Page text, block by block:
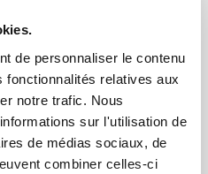
de personnaliser le contenu
relatives aux
notre trafic. Nous
sur l'utilisation de
de médias sociaux, de
combiner celles-ci
système judiciaire, ces
et la
indifférence, voire la
de la
(cf. ibid., N.